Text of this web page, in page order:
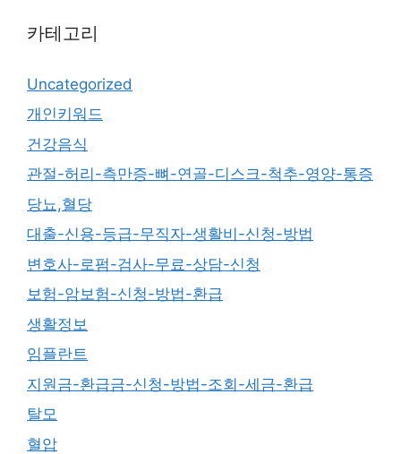
카테고리
Uncategorized
개인키워드
건강음식
관절-허리-측만증-뼈-연골-디스크-척추-영양-통증
당뇨,혈당
대출-신용-등급-무직자-생활비-신청-방법
변호사-로펌-검사-무료-상담-신청
보험-암보험-신청-방법-환급
생활정보
임플란트
지원금-환급금-신청-방법-조회-세금-환급
탈모
혈압